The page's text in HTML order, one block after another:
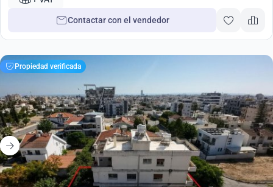
Contactar con el vendedor
Propiedad verificada